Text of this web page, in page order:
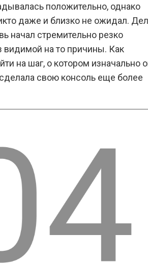
положительно, однако
даже и близко не ожидал.
начал стремительно резко
видимой на то причины. Как
на шаг, о котором изначально
свою консоль еще более